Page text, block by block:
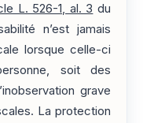
L. 526-1, al. 3 du
n’est jamais
lorsque celle-ci
soit des
grave
La protection